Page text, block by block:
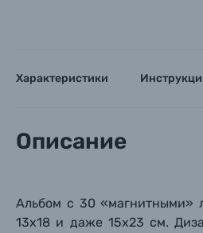
Материалы
Осветительное
Характеристики
Описание
Альбом с 30 «магнитными»
13х18 и даже 15х23 см.